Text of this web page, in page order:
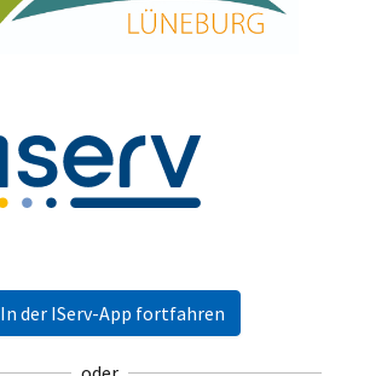
In der IServ-App fortfahren